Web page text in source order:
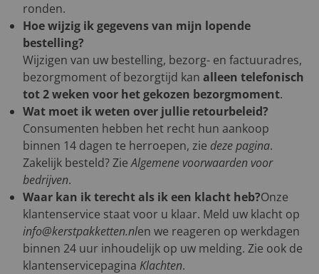
ronden.
Hoe wijzig ik gegevens van mijn lopende
bestelling?
Wijzigen van uw bestelling, bezorg- en factuuradres,
bezorgmoment of bezorgtijd kan alleen telefonisch
tot 2 weken voor het gekozen bezorgmoment.
Wat moet ik weten over jullie retourbeleid?
Consumenten hebben het recht hun aankoop
binnen 14 dagen te herroepen, zie deze pagina.
Zakelijk besteld? ZieAlgemene voorwaarden voor
bedrijven.
Waar kan ik terecht als ik een klacht heb?Onze
klantenservice staat voor u klaar. Meld uw klacht op
info@kerstpakketten.nlen we reageren op werkdagen
binnen 24 uur inhoudelijk op uw melding. Zie ook de
klantenservicepagina Klachten.